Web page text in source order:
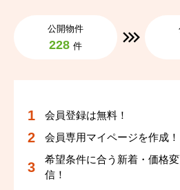
公開物件
228 件
会員登録は無料！
会員専用マイページを作成！
希望条件に合う新着・価格
信！